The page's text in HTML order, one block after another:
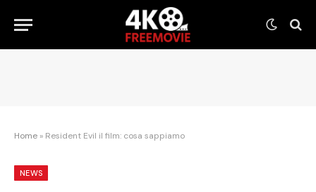
Home » Resident Evil il film: cosa sappiamo
NEWS